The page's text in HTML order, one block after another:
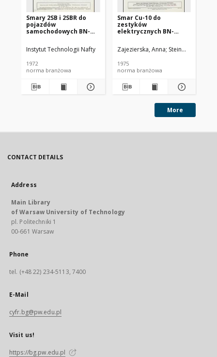
Smary 2SB i 2SBR do
pojazdów
samochodowych BN-
Instytut Technologii Nafty
1972
norma branżowa
Smar Cu-10 do
zestyków
elektrycznych BN-
Zajezierska, Anna Steinmec,
1975
norma branżowa
More
CONTACT DETAILS
Address
Main Library
of Warsaw University of Technology
pl. Politechniki 1
00-661 Warsaw
Phone
tel. (+48 22) 234-5113, 7400
E-Mail
cyfr.bg@pw.edu.pl
Visit us!
https://bg.pw.edu.pl